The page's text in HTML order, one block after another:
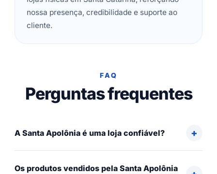
nossa presença, credibilidade e suporte ao
cliente.
FAQ
Perguntas frequentes
A Santa Apolônia é uma loja confiável?
Os produtos vendidos pela Santa Apolônia